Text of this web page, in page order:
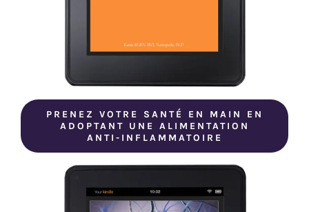
PRENEZ VOTRE SANTÉ EN MAIN EN
ADOPTANT UNE ALIMENTATION
ANTI-INFLAMMATOIRE